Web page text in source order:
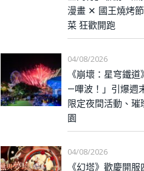
漫畫 ✕ 國王燒烤
菜 狂歡開跑
04/08/2026
《崩壞：星穹鐵
—嗶波！」引爆週
限定夜間活動、璀
園
04/08/2026
《幻塔》歡慶開